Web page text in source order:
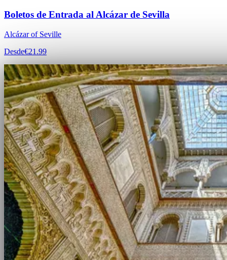
Boletos de Entrada al Alcázar de Sevilla
Alcázar of Seville
Desde€21.99